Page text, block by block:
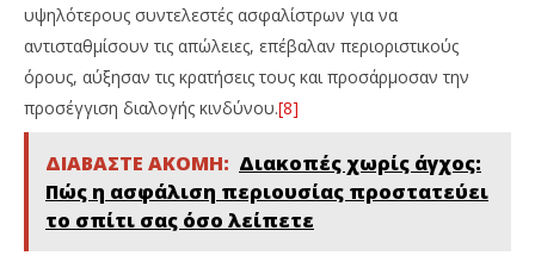
υψηλότερους συντελεστές ασφαλίστρων για να
αντισταθμίσουν τις απώλειες, επέβαλαν περιοριστικούς
όρους, αύξησαν τις κρατήσεις τους και προσάρμοσαν την
προσέγγιση διαλογής κινδύνου.[8]
ΔΙΑΒΑΣΤΕ ΑΚΟΜΗ: Διακοπές χωρίς άγχος:
Πώς η ασφάλιση περιουσίας προστατεύει
το σπίτι σας όσο λείπετε